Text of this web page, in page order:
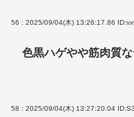
56 : 2025/09/04(木) 13:26:17.86
色黒ハゲやや筋肉質
58 : 2025/09/04(木) 13:27:20.04